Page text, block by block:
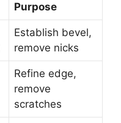
Purpose
Establish bevel,
remove nicks
Refine edge,
remove
scratches